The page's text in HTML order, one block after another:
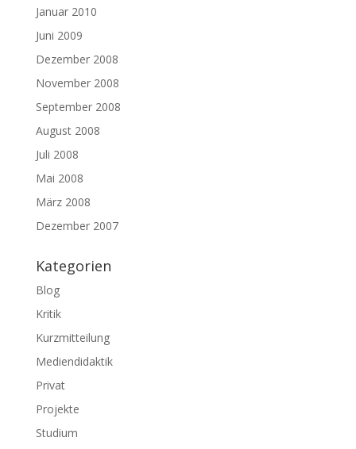
Januar 2010
Juni 2009
Dezember 2008
November 2008
September 2008
August 2008
Juli 2008
Mai 2008
März 2008
Dezember 2007
Kategorien
Blog
Kritik
Kurzmitteilung
Mediendidaktik
Privat
Projekte
Studium